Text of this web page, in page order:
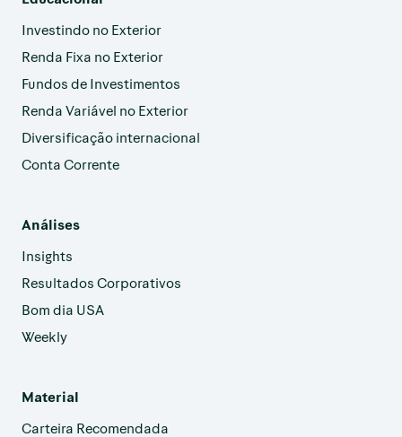
Investindo no Exterior
Renda Fixa no Exterior
Fundos de Investimentos
Renda Variável no Exterior
Diversificação internacional
Conta Corrente
Análises
Insights
Resultados Corporativos
Bom dia USA
Weekly
Material
Carteira Recomendada